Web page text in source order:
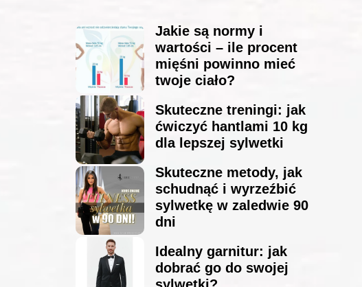
Jakie są normy i
wartości – ile procent
mięśni powinno mieć
twoje ciało?
Skuteczne treningi: jak
ćwiczyć hantlami 10 kg
dla lepszej sylwetki
Skuteczne metody, jak
schudnąć i wyrzeźbić
sylwetkę w zaledwie 90
dni
Idealny garnitur: jak
dobrać go do swojej